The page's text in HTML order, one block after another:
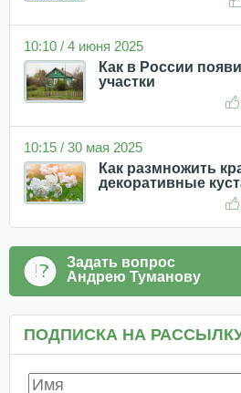
10:10 / 4 июня 2025
Как в России
участки
10:15 / 30 мая 2025
Как размножить
декоративные
Задать вопрос
Андрею Туманову
ПОДПИСКА НА